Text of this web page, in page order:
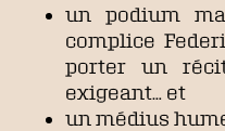
un podium
complice
porter un
exigeant… et
un médius